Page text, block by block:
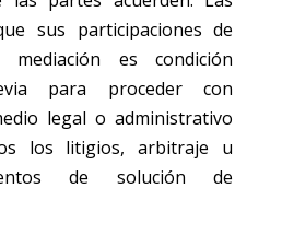
sus participaciones de
es condición
para proceder con
legal o administrativo
los litigios, arbitraje u
de solución de